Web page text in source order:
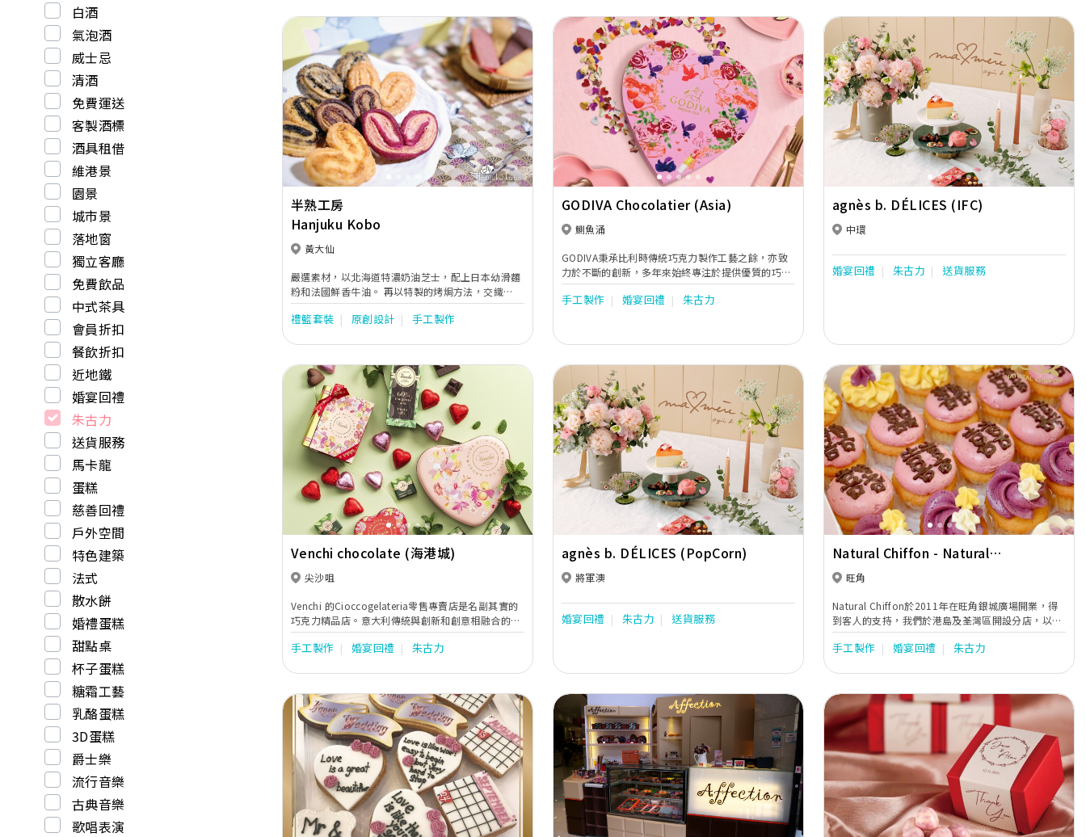
白酒
氣泡酒
威士忌
清酒
免費運送
客製酒標
酒具租借
維港景
園景
城市景
落地窗
獨立客廳
免費飲品
中式茶具
會員折扣
餐飲折扣
近地鐵
婚宴回禮
朱古力
送貨服務
馬卡龍
蛋糕
慈善回禮
戶外空間
特色建築
法式
散水餅
婚禮蛋糕
甜點桌
杯子蛋糕
糖霜工藝
乳酪蛋糕
3D蛋糕
爵士樂
流行音樂
古典音樂
歌唱表演
Previous Next
半熟工房
Hanjuku Kobo
黃大仙
嚴選素材，以北海道特濃奶油芝士，配上日本幼滑麵
粉和法國鮮香牛油。 再以特製的烤焗方法，交織
出"半熟"的質感，鬆軟幼滑，清新香濃而不膩。 非一
般芝士蛋糕的享受。
禮籃套裝 原創設計 手工製作
Previous Next
GODIVA Chocolatier (Asia)
鰂魚涌
GODIVA秉承比利時傳統巧克力製作工藝之餘，亦致
力於不斷的創新，多年來始終專注於提供優質的巧克
力產品。除此之外，品牌亦致力確保所有產品於研
發、製造及運輸過程中均達致安全、高品質及超乎顧
啡、熱可可、巧克力軟雪糕等多樣化的巧克力產品，
手工製作 婚宴回禮 朱古力
Previous Next
agnès b. DÉLICES (IFC)
中環
婚宴回禮 朱古力 送貨服務
Previous Next
Venchi chocolate (海港城)
尖沙咀
Venchi 的Cioccogelateria零售專賣店是名副其實的
巧克力精品店。意大利傳統與創新和創意相融合的神
奇世界。
手工製作 婚宴回禮 朱古力
Previous Next
agnès b. DÉLICES (PopCorn)
將軍澳
婚宴回禮 朱古力 送貨服務
Previous Next
Natural Chiffon - Natural
Ingredients Bakery
旺角
Natural Chiffon於2011年在旺角銀城廣場開業，得
到客人的支持，我們於港島及荃灣區開設分店，以方
便港島及新界區的客人訂購及提取蛋糕。 在蛋糕創作
的路上，除了賞心悅目外，少甜、無色素、無香精一
特濃朱古力蛋糕底都是少甜配方，比傳統的牛油蛋糕
少糖20%，而且濕潤及富牛油香。 而自家製的蛋白奶
油忌廉，內含大量已消毒的蛋白，入口即溶，口感輕
盈，多年來都得到客人的肯定！ 當蛋白奶油忌廉加入
法國果茸，忌廉果味突出而色澤自然：紅、橙、黃、
紫……；或配合日本宇治抺茶粉、日本芝麻醬、法國
榛子醬、法國開心果醬、天然雲尼拿油等天然優質的
食材，NC Cupcake實無需人造香精、人造色素呢！
手工製作 婚宴回禮 朱古力
Previous Previous Next Previous Next